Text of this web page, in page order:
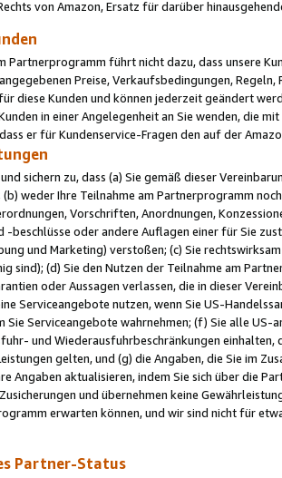
von Amazon, Ersatz für darüber
Partnerprogramm führt nicht dazu, dass unsere
Preise, Verkaufsbedingungen,
diese Kunden und können jederzeit geändert
in einer Angelegenheit an Sie wenden, die
er für Kundenservice-Fragen den auf der
sichern zu, dass (a) Sie gemäß dieser
weder Ihre Teilnahme am Partnerprogramm
Vorschriften, Anordnungen,
-beschlüsse oder andere Auflagen einer für Sie
und Marketing) verstoßen; (c) Sie
sind); (d) Sie den Nutzen der Teilnahme am
oder Aussagen verlassen, die in dieser
Serviceangebote nutzen, wenn Sie US-
Sie Serviceangebote wahrnehmen; (f) Sie alle
und Wiederausfuhrbeschränkungen
gelten, und (g) die Angaben, die Sie im
Angaben aktualisieren, indem Sie sich über die
und übernehmen keine
erwarten können, und wir sind nicht für
Partner-Status